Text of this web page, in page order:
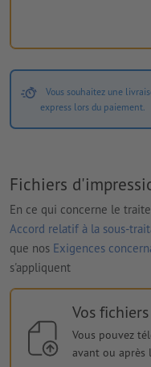
Vous souhaitez une
express lors du paiement.
Fichiers
En ce qui concerne le
Accord relatif à la sous-
que nos Exigences
s'appliquent
Vos
Vous pouvez
avant ou après